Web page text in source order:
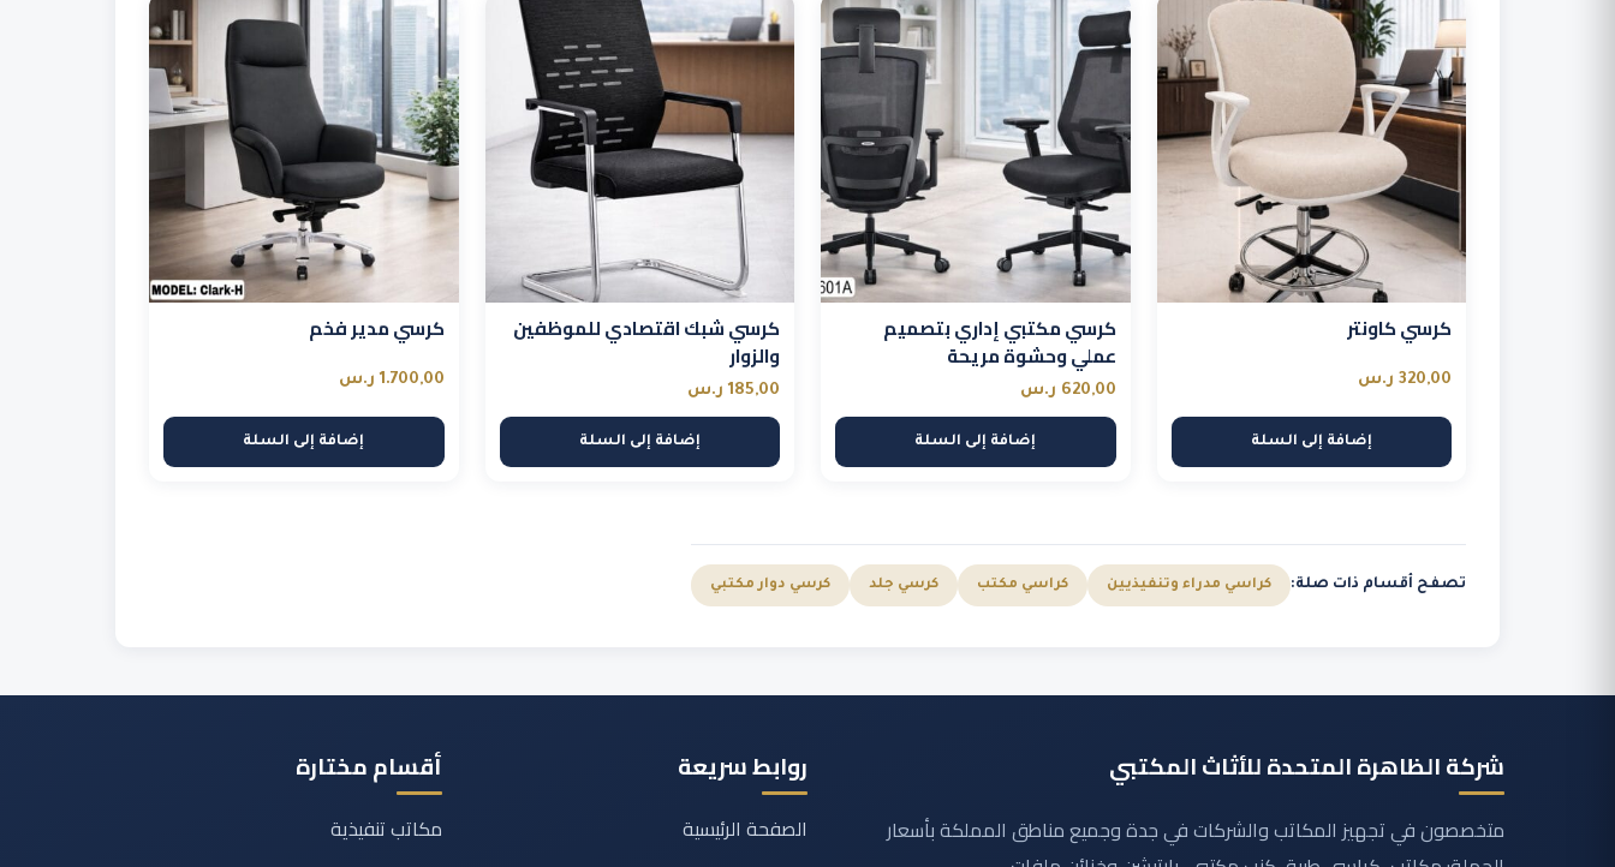
كرسي كاونتر
320,00 ر.س
إضافة إلى السلة
كرسي مكتبي إداري بتصميم
عملي وحشوة مريحة
620,00 ر.س
إضافة إلى السلة
كرسي شبك اقتصادي للموظفين
والزوار
185,00 ر.س
إضافة إلى السلة
كرسي مدير فخم
1.700,00 ر.س
إضافة إلى السلة
تصفح أقسام ذات صلة: كراسي مدراء وتنفيذيين كراسي مكتب كرسي جلد كرسي دوار مكتبي
شركة الظاهرة المتحدة للأثاث المكتبي
متخصصون في تجهيز المكاتب والشركات في جدة وجميع مناطق المملكة بأسعار
روابط سريعة
الصفحة الرئيسية
أقسام مختارة
مكاتب تنفيذية